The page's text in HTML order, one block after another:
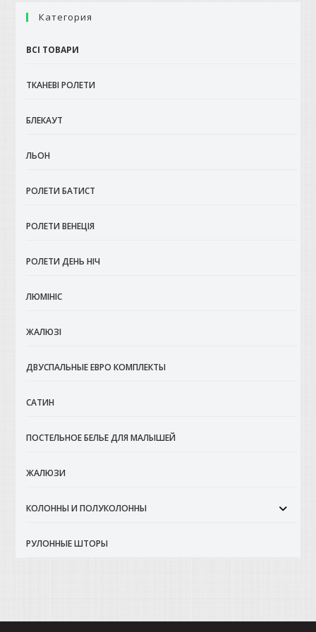
Категория
ВСІ ТОВАРИ
ТКАНЕВІ РОЛЕТИ
БЛЕКАУТ
ЛЬОН
РОЛЕТИ БАТИСТ
РОЛЕТИ ВЕНЕЦІЯ
РОЛЕТИ ДЕНЬ НІЧ
ЛЮМІНІС
ЖАЛЮЗІ
ДВУСПАЛЬНЫЕ ЕВРО КОМПЛЕКТЫ
САТИН
ПОСТЕЛЬНОЕ БЕЛЬЕ ДЛЯ МАЛЫШЕЙ
ЖАЛЮЗИ
КОЛОННЫ И ПОЛУКОЛОННЫ
РУЛОННЫЕ ШТОРЫ